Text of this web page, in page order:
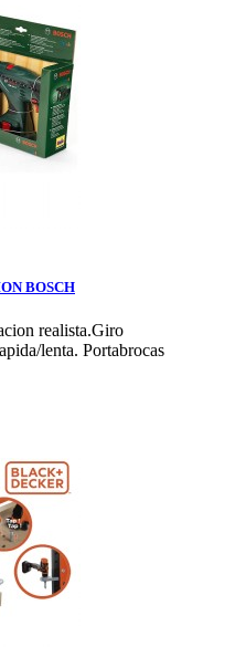
BOSCH
realista.Giro
lenta. Portabrocas